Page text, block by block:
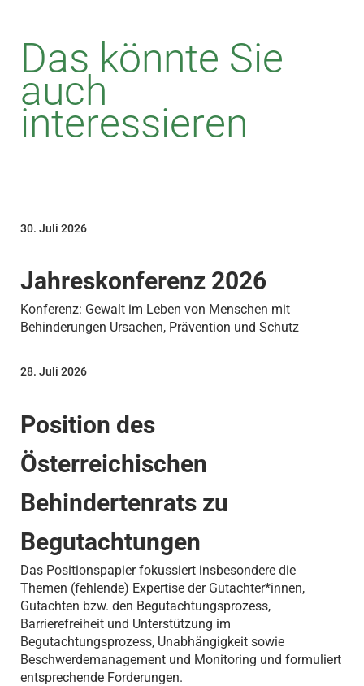
Das könnte Sie
auch
interessieren
Jahreskonferenz 2026
30. Juli 2026
Konferenz: Gewalt im Leben von Menschen mit
Behinderungen Ursachen, Prävention und Schutz
Position des
Österreichischen
Behindertenrats zu
Begutachtungen
28. Juli 2026
Das Positionspapier fokussiert insbesondere die
Themen (fehlende) Expertise der Gutachter*innen,
Gutachten bzw. den Begutachtungsprozess,
Barrierefreiheit und Unterstützung im
Begutachtungsprozess, Unabhängigkeit sowie
Beschwerdemanagement und Monitoring und formuliert
entsprechende Forderungen.